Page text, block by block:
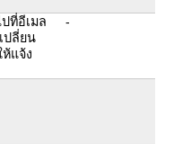
ที่อีเมล
ปลี่ยน
แจ้ง
-